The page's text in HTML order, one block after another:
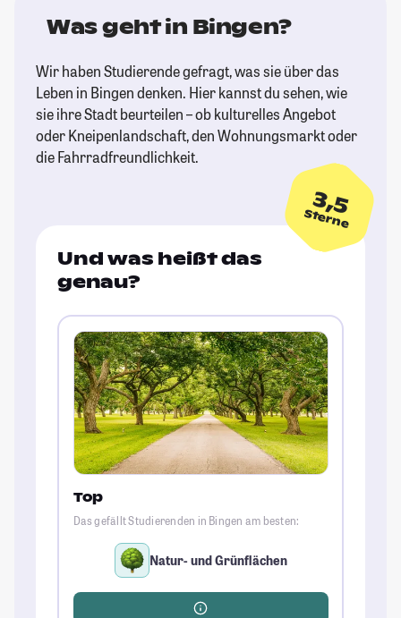
Was geht in Bingen?
Wir haben Studierende gefragt, was sie über das
Leben in Bingen denken. Hier kannst du sehen, wie
sie ihre Stadt beurteilen – ob kulturelles Angebot
oder Kneipenlandschaft, den Wohnungsmarkt oder
die Fahrradfreundlichkeit.
3,5
Sterne
Und was heißt das
genau?
Top
Das gefällt Studierenden in Bingen am besten:
Natur- und Grünflächen